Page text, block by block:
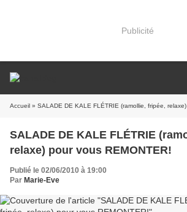
Publicité
Accueil » SALADE DE KALE FLÉTRIE (ramollie, fripée,
SALADE DE KALE FLÉTRIE
relaxe) pour vous REMONTER!
Publié le 02/06/2010 à 19:00
Par Marie-Eve